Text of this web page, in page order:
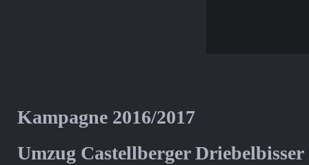
Kampagne 2016/2017
Umzug Castellberger